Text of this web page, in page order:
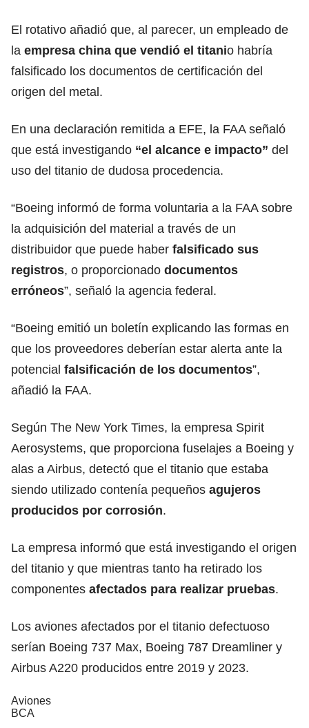
El rotativo añadió que, al parecer, un empleado de
la empresa china que vendió el titanio habría
falsificado los documentos de certificación del
origen del metal.
En una declaración remitida a EFE, la FAA señaló
que está investigando “el alcance e impacto” del
uso del titanio de dudosa procedencia.
“Boeing informó de forma voluntaria a la FAA sobre
la adquisición del material a través de un
distribuidor que puede haber falsificado sus
registros, o proporcionado documentos
erróneos”, señaló la agencia federal.
“Boeing emitió un boletín explicando las formas en
que los proveedores deberían estar alerta ante la
potencial falsificación de los documentos”,
añadió la FAA.
Según The New York Times, la empresa Spirit
Aerosystems, que proporciona fuselajes a Boeing y
alas a Airbus, detectó que el titanio que estaba
siendo utilizado contenía pequeños agujeros
producidos por corrosión.
La empresa informó que está investigando el origen
del titanio y que mientras tanto ha retirado los
componentes afectados para realizar pruebas.
Los aviones afectados por el titanio defectuoso
serían Boeing 737 Max, Boeing 787 Dreamliner y
Airbus A220 producidos entre 2019 y 2023.
Aviones
BCA